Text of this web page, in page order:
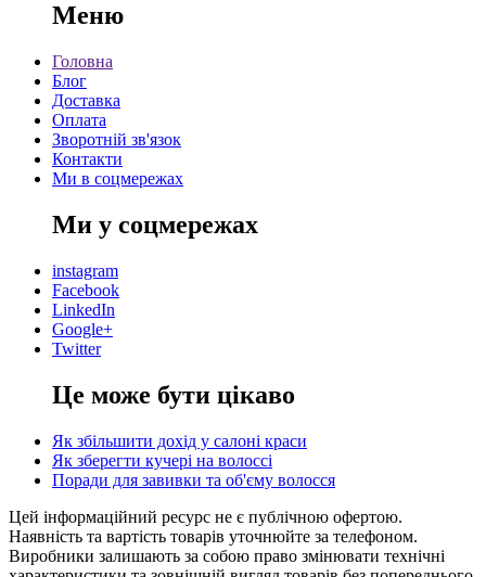
Меню
Головна
Блог
Доставка
Оплата
Зворотній зв'язок
Контакти
Ми в соцмережах
Ми у соцмережах
instagram
Facebook
LinkedIn
Google+
Twitter
Це може бути цікаво
Як збільшити дохід у салоні краси
Як зберегти кучері на волоссі
Поради для завивки та об'єму волосся
Цей інформаційний ресурс не є публічною офертою.
Наявність та вартість товарів уточнюйте за телефоном.
Виробники залишають за собою право змінювати технічні